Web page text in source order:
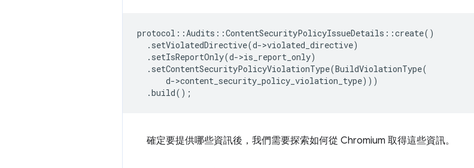
protocol ::Audits ::ContentSecurityPolicyIssueDetails ::create()
. setViolatedDirective(d->violated_directive)
. setIsReportOnly(d->is_report_only)
. setContentSecurityPolicyViolationType(BuildViolationType(
d->content_security_policy_violation_type)))
.build();
確定要提供哪些資訊後，我們需要探索如何從 Chromium 取得這些資訊。